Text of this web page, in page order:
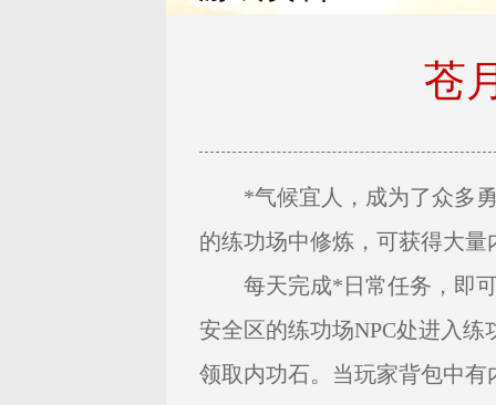
苍
*气候宜人，成为了众多勇
的练功场中修炼，可获得大
每天完成*日常任务，即可
安全区的练功场NPC处进入
领取内功石。当玩家背包中